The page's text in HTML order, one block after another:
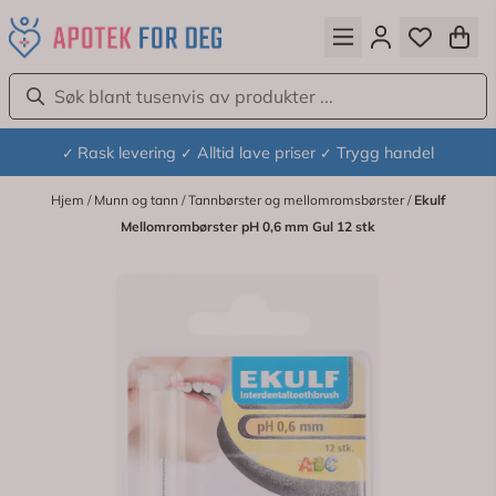
Hopp til innhold
✓ Rask levering ✓ Alltid lave priser ✓ Trygg handel
Hjem / Munn og tann /Tannbørster og mellomromsbørster/ Ekulf
Mellomrombørster pH 0,6 mm Gul 12 stk